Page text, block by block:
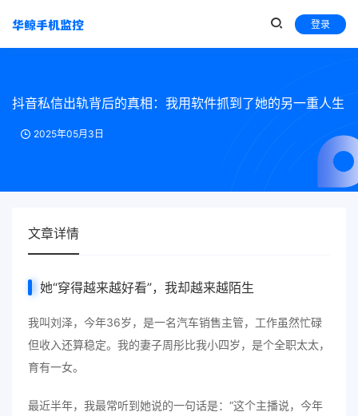
登录
抖音私信出轨背后的真相：我用软件抓到了她的另一重人生
2025年05月3日
文章详情
她“穿得越来越好看”，我却越来越陌生
我叫刘泽，今年36岁，是一名汽车销售主管，工作虽然忙碌
但收入还算稳定。我的妻子周彤比我小四岁，是个全职太太，
育有一女。
最近半年，我最常听到她说的一句话是：“这个主播说，今年